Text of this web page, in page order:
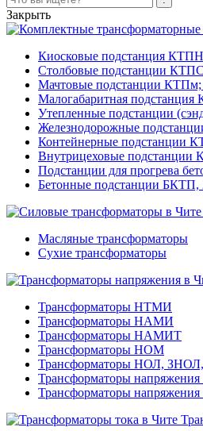
Закрыть
Киосковые подстанция
Столбовые подстанции
Мачтовые подстанции
Малогабаритная
Утепленные подстанции
Железнодорожные
Контейнерные подстанции
Внутрицеховые
Подстанции для прогрева
Бетонные подстанции
Масляные трансформаторы
Сухие трансформаторы
Трансформаторы НТМИ
Трансформаторы НАМИ
Трансформаторы НАМИТ
Трансформаторы НОМ
Трансформаторы НОЛ,
Трансформаторы напряжения
Трансформаторы напряжения